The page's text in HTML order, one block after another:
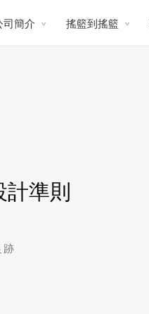
司簡介 搖籃到搖籃
準則